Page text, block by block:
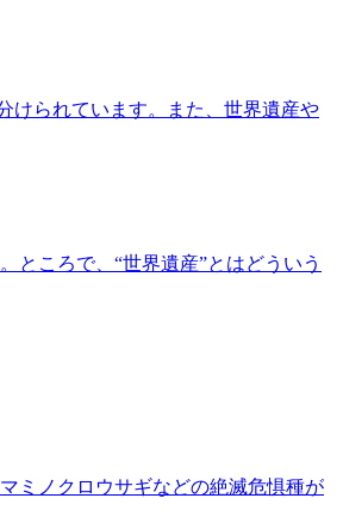
けられています。また、世界遺産や
ところで、“世界遺産”とはどういう
ミノクロウサギなどの絶滅危惧種が